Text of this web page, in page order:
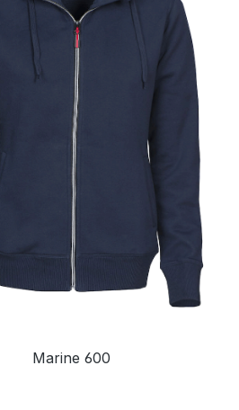
Marine 600